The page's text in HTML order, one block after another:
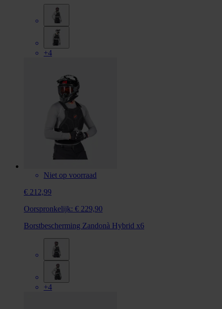
+4
Niet op voorraad
€ 212,99
Oorspronkelijk: € 229,90
Borstbescherming Zandonà Hybrid x6
+4